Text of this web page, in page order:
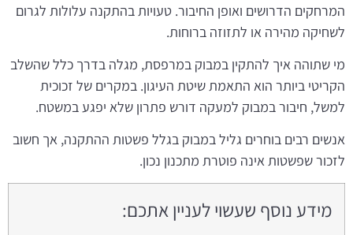
המרחקים הדרושים ואופן החיבור. טעויות בהתקנה עלולות לגרום
לשחיקה מהירה או לתזוזה ברוחות.
מי שתוהה איך להתקין במבוק במרפסת, מגלה בדרך כלל שהשלב
הקריטי ביותר הוא התאמת שיטת העיגון. במקרים של זכוכית
למשל, חיבור במבוק למעקה דורש פתרון שלא יפגע במשטח.
אנשים רבים בוחרים גליל במבוק בגלל פשטות ההתקנה, אך חשוב
לזכור שפשטות אינה פוטרת מתכנון נכון.
מידע נוסף שעשוי לעניין אתכם: